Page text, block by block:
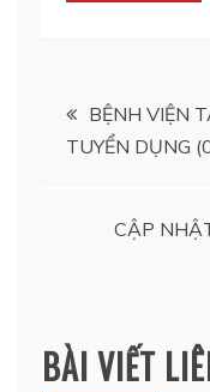
Điều
hướng
BỆNH VIỆN
TUYỂN DỤNG
CẬP
BÀI VIẾT